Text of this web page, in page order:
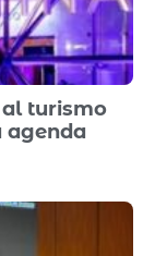
turismo
agenda